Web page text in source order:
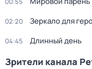
02:20 Зеркало для
04:45 Длинный день
Зрители канала